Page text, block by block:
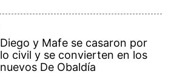
Diego y Mafe se casaron por
lo civil y se convierten en los
nuevos De Obaldía